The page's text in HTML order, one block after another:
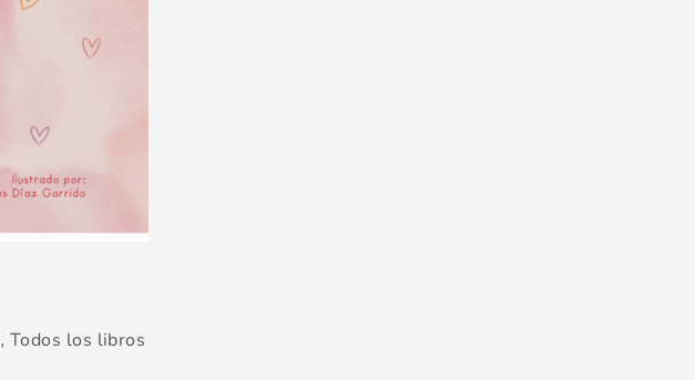
, Todos los libros